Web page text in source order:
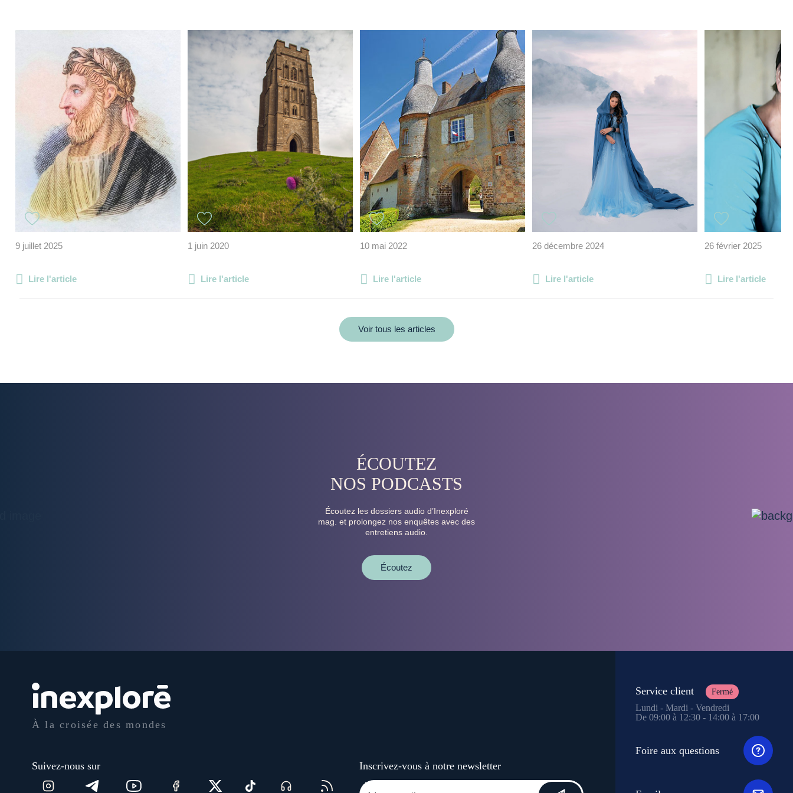
9 juillet 2025
Lire l'article
1 juin 2020
Lire l'article
10 mai 2022
Lire l'article
26 décembre 2024
Lire l'article
26 février 2025
Lire l'article
Voir tous les articles
ÉCOUTEZ
NOS PODCASTS
Écoutez les dossiers audio d’Inexploré
mag. et prolongez nos enquêtes avec des
entretiens audio.
Écoutez
À la croisée des mondes
Suivez-nous sur Inscrivez-vous à notre newsletter
Service client Fermé
Lundi - Mardi - Vendredi
De 09:00 à 12:30 - 14:00 à 17:00
Foire aux questions